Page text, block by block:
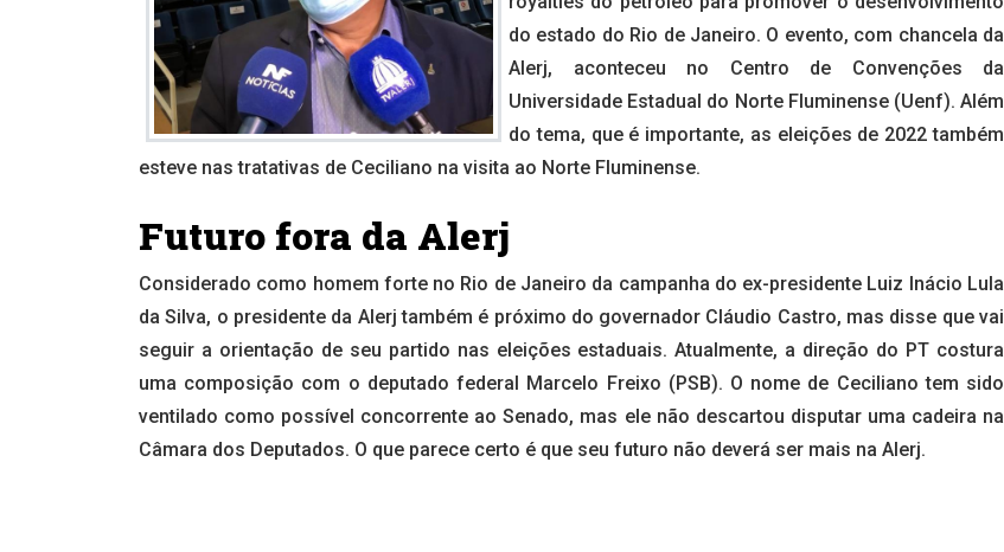
do estado do Rio de Janeiro. O evento, com chancela da
Alerj, aconteceu no Centro de Convenções da
Universidade Estadual do Norte Fluminense (Uenf). Além
do tema, que é importante, as eleições de 2022 também
esteve nas tratativas de Ceciliano na visita ao Norte Fluminense.
Futuro fora da Alerj
Considerado como homem forte no Rio de Janeiro da campanha do ex-presidente Luiz Inácio Lula
da Silva, o presidente da Alerj também é próximo do governador Cláudio Castro, mas disse que vai
seguir a orientação de seu partido nas eleições estaduais. Atualmente, a direção do PT costura
uma composição com o deputado federal Marcelo Freixo (PSB). O nome de Ceciliano tem sido
ventilado como possível concorrente ao Senado, mas ele não descartou disputar uma cadeira na
Câmara dos Deputados. O que parece certo é que seu futuro não deverá ser mais na Alerj.